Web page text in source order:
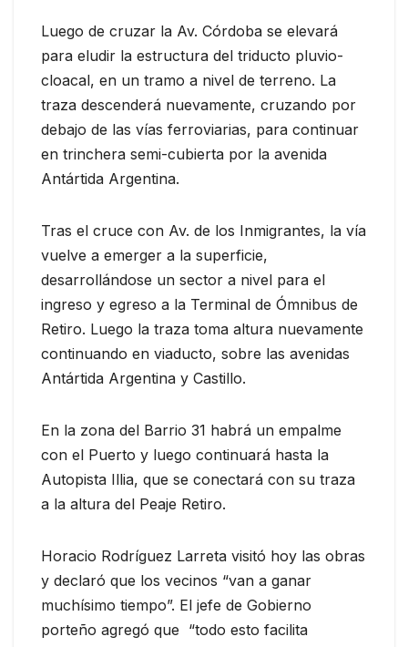
Luego de cruzar la Av. Córdoba se elevará
para eludir la estructura del triducto pluvio-
cloacal, en un tramo a nivel de terreno. La
traza descenderá nuevamente, cruzando por
debajo de las vías ferroviarias, para continuar
en trinchera semi-cubierta por la avenida
Antártida Argentina.
Tras el cruce con Av. de los Inmigrantes, la vía
vuelve a emerger a la superficie,
desarrollándose un sector a nivel para el
ingreso y egreso a la Terminal de Ómnibus de
Retiro. Luego la traza toma altura nuevamente
continuando en viaducto, sobre las avenidas
Antártida Argentina y Castillo.
En la zona del Barrio 31 habrá un empalme
con el Puerto y luego continuará hasta la
Autopista Illia, que se conectará con su traza
a la altura del Peaje Retiro.
Horacio Rodríguez Larreta visitó hoy las obras
y declaró que los vecinos “van a ganar
muchísimo tiempo”. El jefe de Gobierno
porteño agregó que “todo esto facilita